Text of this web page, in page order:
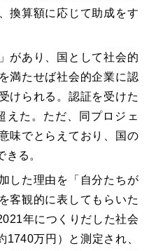
換算額に応じて助成をす
があり、国として社会的
満たせば社会的企業に認
けられる。認証を受けた
えた。ただ、同プロジェ
味でとらえており、国の
る。
した理由を「自分たちが
客観的に表してもらいた
年につくりだした社会
万円）と測定され、